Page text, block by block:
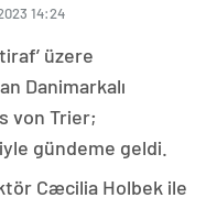
14:24
üzere
Danimarkalı
von Trier;
gündeme geldi.
Cæcilia Holbek ile